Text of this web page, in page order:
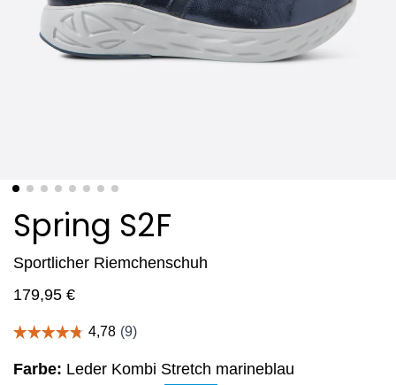
Spring S2F
Sportlicher Riemchenschuh
179,95 €
Farbe: Leder Kombi Stretch marineblau